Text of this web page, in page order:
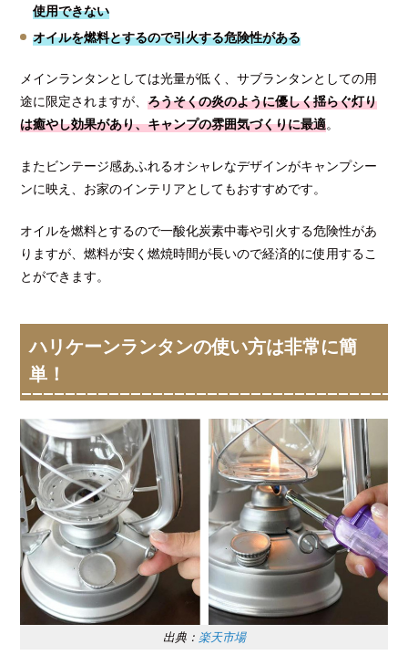
使用できない
オイルを燃料とするので引火する危険性がある
メインランタンとしては光量が低く、サブランタンとしての用
途に限定されますが、ろうそくの炎のように優しく揺らぐ灯り
は癒やし効果があり、キャンプの雰囲気づくりに最適。
またビンテージ感あふれるオシャレなデザインがキャンプシー
ンに映え、お家のインテリアとしてもおすすめです。
オイルを燃料とするので一酸化炭素中毒や引火する危険性があ
りますが、燃料が安く燃焼時間が長いので経済的に使用するこ
とができます。
ハリケーンランタンの使い方は非常に簡
単！
出典： 楽天市場